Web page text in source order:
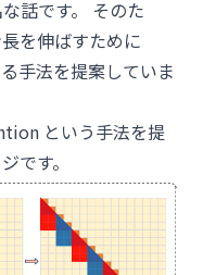
話です。 そのた
を伸ばすために
手法を提案していま
という手法を提
です。